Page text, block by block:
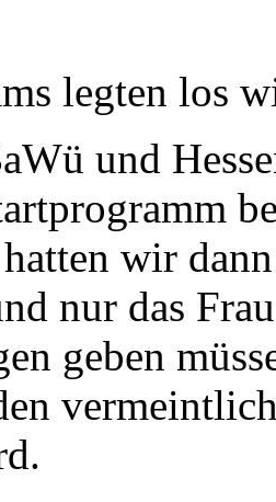
legten los
und
wir
nur das
geben